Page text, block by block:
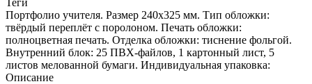
Портфолио учителя. Размер 240х325 мм. Тип обложки:
твёрдый переплёт с поролоном. Печать обложки:
полноцветная печать. Отделка обложки: тиснение фольгой.
Внутренний блок: 25 ПВХ-файлов, 1 картонный лист, 5
листов мелованной бумаги. Индивидуальная упаковка:
Описание